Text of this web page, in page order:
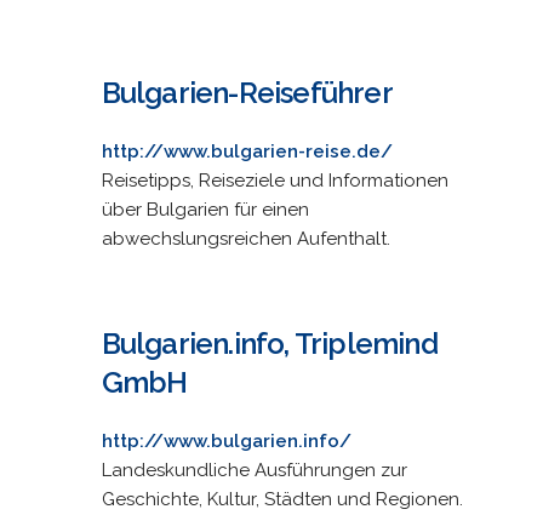
Bulgarien-Reiseführer
http://www.bulgarien-reise.de/
Reisetipps, Reiseziele und Informationen
über Bulgarien für einen
abwechslungsreichen Aufenthalt.
Bulgarien.info, Triplemind
GmbH
http://www.bulgarien.info/
Landeskundliche Ausführungen zur
Geschichte, Kultur, Städten und Regionen.